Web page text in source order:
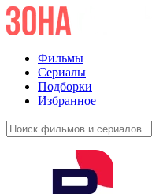
Фильмы
Сериалы
Подборки
Избранное